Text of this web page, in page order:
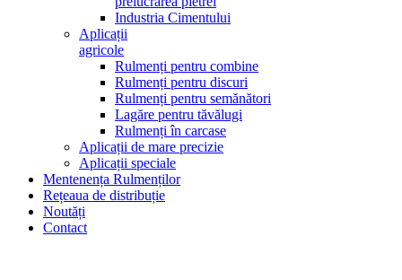
Industria Cimentului
Aplicații
agricole
Rulmenți pentru combine
Rulmenți pentru discuri
Rulmenți pentru semănători
Lagăre pentru tăvălugi
Rulmenți în carcase
Aplicații de mare precizie
Aplicații speciale
Mentenența Rulmenților
Rețeaua de distribuție
Noutăți
Contact